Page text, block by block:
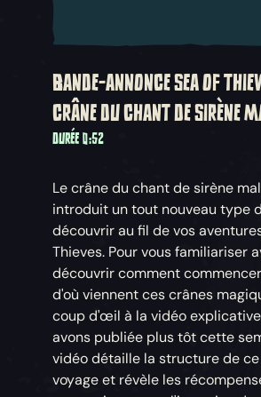
BANDE-ANNONCE SEA OF
CRÂNE DU CHANT DE SIRÈNE
DURÉE 0:52
Le crâne du chant de sirène
introduit un tout nouveau type
découvrir au fil de vos
Thieves. Pour vous familiariser
découvrir comment
d'où viennent ces crânes
coup d'œil à la vidéo
avons publiée plus tôt cette
vidéo détaille la structure de ce
voyage et révèle les